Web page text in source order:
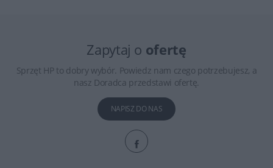
Zapytaj o ofertę
Sprzęt HP to dobry wybór. Powiedz nam czego potrzebujesz, a
nasz Doradca przedstawi ofertę.
NAPISZ DO NAS